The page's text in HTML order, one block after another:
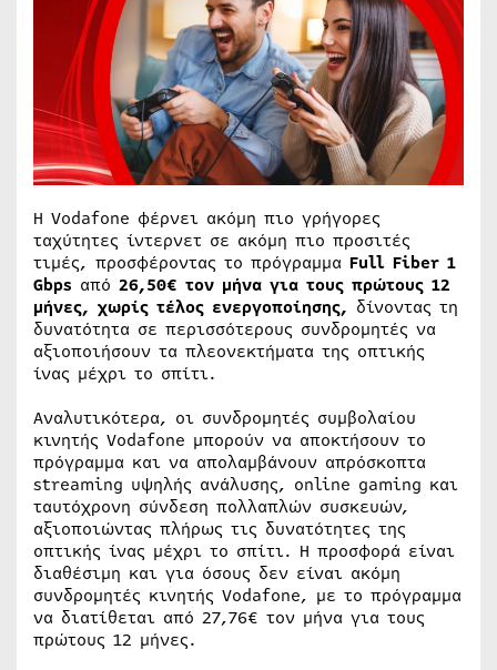
Η Vodafone φέρνει ακόμη πιο γρήγορες
ταχύτητες ίντερνετ σε ακόμη πιο προσιτές
τιμές, προσφέροντας το πρόγραμμα Full Fiber 1
Gbps από 26,50€ τον μήνα για τους πρώτους 12
μήνες, χωρίς τέλος ενεργοποίησης, δίνοντας τη
δυνατότητα σε περισσότερους συνδρομητές να
αξιοποιήσουν τα πλεονεκτήματα της οπτικής
ίνας μέχρι το σπίτι.
Αναλυτικότερα, οι συνδρομητές συμβολαίου
κινητής Vodafone μπορούν να αποκτήσουν το
πρόγραμμα και να απολαμβάνουν απρόσκοπτα
streaming υψηλής ανάλυσης, online gaming και
ταυτόχρονη σύνδεση πολλαπλών συσκευών,
αξιοποιώντας πλήρως τις δυνατότητες της
οπτικής ίνας μέχρι το σπίτι. Η προσφορά είναι
διαθέσιμη και για όσους δεν είναι ακόμη
συνδρομητές κινητής Vodafone, με το πρόγραμμα
να διατίθεται από 27,76€ τον μήνα για τους
πρώτους 12 μήνες.